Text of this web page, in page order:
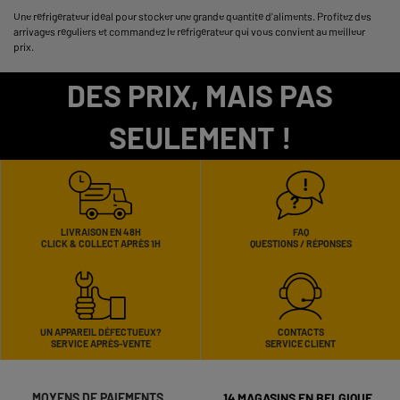
Une réfrigérateur idéal pour stocker une grande quantité d'aliments. Profitez des
arrivages réguliers et commandez le réfrigérateur qui vous convient au meilleur
prix.
DES PRIX, MAIS PAS
SEULEMENT !
LIVRAISON EN 48H
CLICK & COLLECT APRÈS 1H
FAQ
QUESTIONS / RÉPONSES
UN APPAREIL DÉFECTUEUX?
SERVICE APRÈS-VENTE
CONTACTS
SERVICE CLIENT